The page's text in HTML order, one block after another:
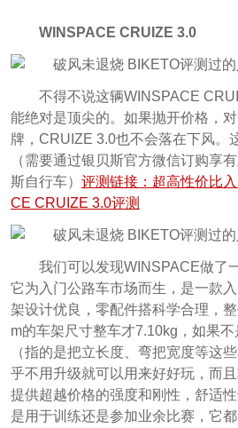
WINSPACE CRUIZE 3.0
不得不说这辆WINSPACE
能绝对是顶尖的。如果抛开价格，
牌，CRUIZE 3.0也不会落在下风。
（需要通过银贝斯官方微信订购享
斯自行车） 评测链接：超高性价比
CE CRUIZE 3.0评测
我们可以发现WINSPACE做了
它为入门公路车市场而生，是一款
架设计优良，零配件搭科学合理，
m的车架尺寸整车才7.10kg，如果
（指的是把立长度、弯把宽度等这
乎不用升级就可以用来好好玩，而
提供超越价格的强度和刚性，舒适
是用于训练还是参加业余比赛，它